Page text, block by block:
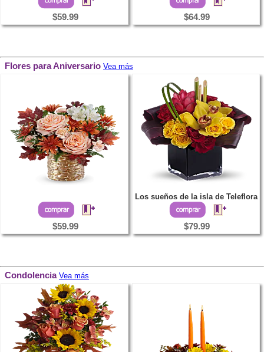
$59.99 $64.99
Flores para Aniversario Vea más
$59.99
Los sueños de la isla de Teleflora
$79.99
Condolencia Vea más